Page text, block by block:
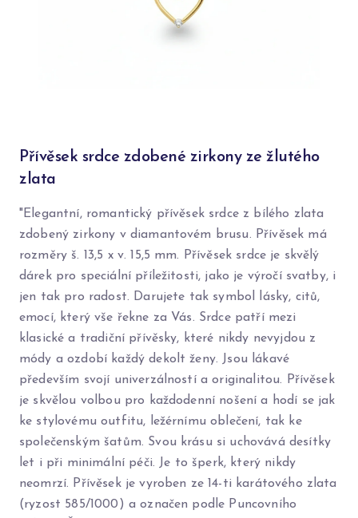
Přívěsek srdce zdobené zirkony ze žlutého
zlata
"Elegantní, romantický přívěsek srdce z bílého zlata
zdobený zirkony v diamantovém brusu. Přívěsek má
rozměry š. 13,5 x v. 15,5 mm. Přívěsek srdce je skvělý
dárek pro speciální příležitosti, jako je výročí svatby, i
jen tak pro radost. Darujete tak symbol lásky, citů,
emocí, který vše řekne za Vás. Srdce patří mezi
klasické a tradiční přívěsky, které nikdy nevyjdou z
módy a ozdobí každý dekolt ženy. Jsou lákavé
především svojí univerzálností a originalitou. Přívěsek
je skvělou volbou pro každodenní nošení a hodí se jak
ke stylovému outfitu, ležérnímu oblečení, tak ke
společenským šatům. Svou krásu si uchovává desítky
let i při minimální péči. Je to šperk, který nikdy
neomrzí. Přívěsek je vyroben ze 14-ti karátového zlata
(ryzost 585/1000) a označen podle Puncovního